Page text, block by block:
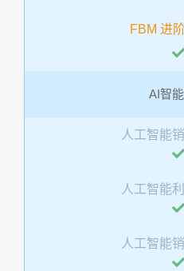
FBM 进
AI智
人工智能
人工智能
人工智能